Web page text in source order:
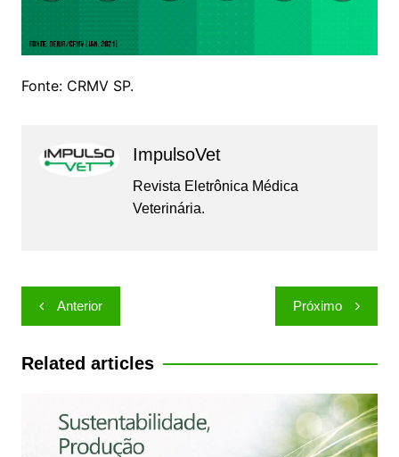
Fonte: CRMV SP.
ImpulsoVet
Revista Eletrônica Médica
Veterinária.
Navegação
de
Post
Anterior Próximo
Related articles